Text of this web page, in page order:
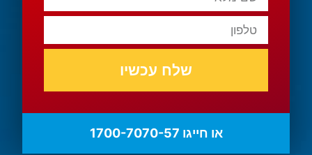
שלח עכשיו
או חייגו 1700-7070-57